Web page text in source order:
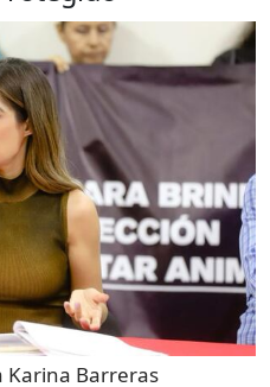
Karina Barreras